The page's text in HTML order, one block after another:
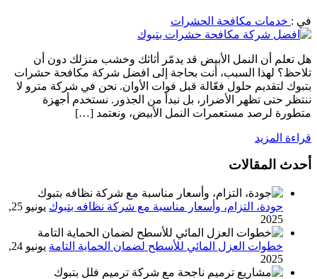
في : خدمات مكافحة الحشرات
هل تعلم أن النمل الأبيض قد يدمّر أثاثك وخشب منزلك دون أن
تلاحظ؟ لهذا السبب، أنت بحاجة إلى افضل شركة مكافحة حشرات
بتبوك لتقديم حلول فعّالة قبل فوات الأوان. نحن في شركة مترو لا
ننتظر حتى تظهر الأضرار، بل نبدأ من الجذور. نستخدم أجهزة
متطورة لرصد مستعمرات النمل الأبيض، ونعتمد […]
قراءة المزيد
أحدث المقالات
جودة، التزام، وأسعار مناسبة مع شركة نظافه بتبوك
يونيو 25,
2025
خطوات العزل المائي للأسطح لضمان الحماية التامة
يونيو 24,
2025